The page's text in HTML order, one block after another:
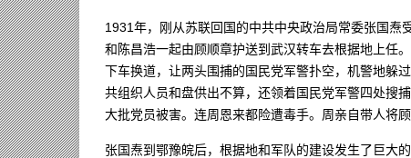
1931年，刚从苏联回国的中共中央政治局常委张国焘
和陈昌浩一起由顾顺章护送到武汉转车去根据地上任
下车换道，让两头围捕的国民党军警扑空，机警地躲
共组织人员和盘供出不算，还领着国民党军警四处搜
大批党员被害。连周恩来都险遭毒手。周亲自带人将
张国焘到鄂豫皖后，根据地和军队的建设发生了巨大